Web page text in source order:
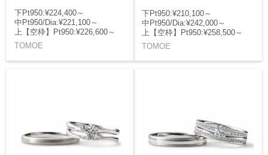
下Pt950:¥224,400～
中Pt950/Dia:¥221,100～
上【空枠】Pt950:¥226,600～
TOMOE
下Pt950:¥210,100～
中Pt950/Dia:¥242,000～
上【空枠】Pt950:¥258,500～
TOMOE